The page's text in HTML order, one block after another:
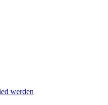
werden